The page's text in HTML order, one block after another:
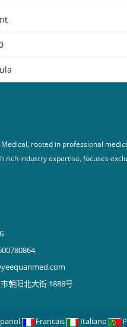
rooted in professional
rich industry expertise, focuses
朝阳北大街 1888号
Francais Italiano